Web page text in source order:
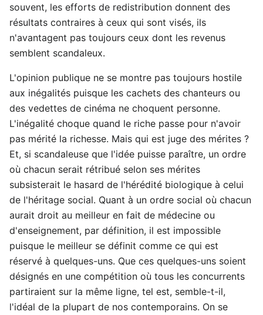
souvent, les efforts de redistribution donnent des
résultats contraires à ceux qui sont visés, ils
n'avantagent pas toujours ceux dont les revenus
semblent scandaleux.
L'opinion publique ne se montre pas toujours hostile
aux inégalités puisque les cachets des chanteurs ou
des vedettes de cinéma ne choquent personne.
L'inégalité choque quand le riche passe pour n'avoir
pas mérité la richesse. Mais qui est juge des mérites ?
Et, si scandaleuse que l'idée puisse paraître, un ordre
où chacun serait rétribué selon ses mérites
subsisterait le hasard de l'hérédité biologique à celui
de l'héritage social. Quant à un ordre social où chacun
aurait droit au meilleur en fait de médecine ou
d'enseignement, par définition, il est impossible
puisque le meilleur se définit comme ce qui est
réservé à quelques-uns. Que ces quelques-uns soient
désignés en une compétition où tous les concurrents
partiraient sur la même ligne, tel est, semble-t-il,
l'idéal de la plupart de nos contemporains. On se